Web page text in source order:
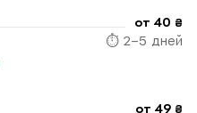
от 40 ₴
⏱ 2–5 дней
от 49 ₴